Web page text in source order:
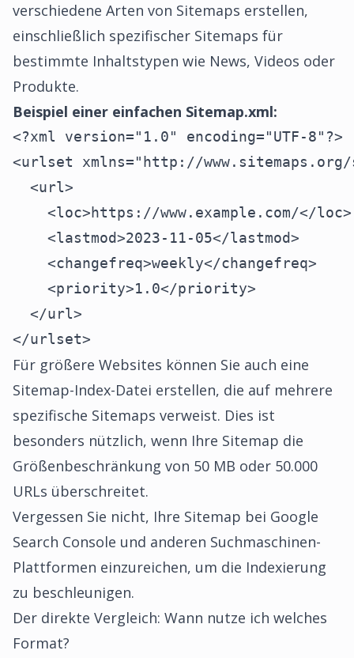
verschiedene Arten von Sitemaps erstellen,
einschließlich spezifischer Sitemaps für
bestimmte Inhaltstypen wie News, Videos oder
Produkte.
Beispiel einer einfachen Sitemap.xml:
<?xml version="1.0" encoding="UTF-8"?>
<urlset xmlns="http://www.sitemaps.org/
  <url>
    <loc>https://www.example.com/</loc>
    <lastmod>2023-11-05</lastmod>
    <changefreq>weekly</changefreq>
    <priority>1.0</priority>
  </url>
</urlset>
Für größere Websites können Sie auch eine
Sitemap-Index-Datei erstellen, die auf mehrere
spezifische Sitemaps verweist. Dies ist
besonders nützlich, wenn Ihre Sitemap die
Größenbeschränkung von 50 MB oder 50.000
URLs überschreitet.
Vergessen Sie nicht, Ihre Sitemap bei Google
Search Console und anderen Suchmaschinen-
Plattformen einzureichen, um die Indexierung
zu beschleunigen.
Der direkte Vergleich: Wann nutze ich welches
Format?